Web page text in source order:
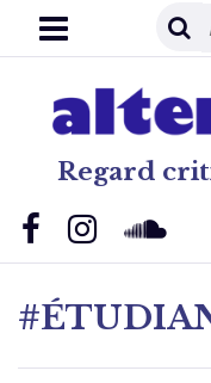
Regard